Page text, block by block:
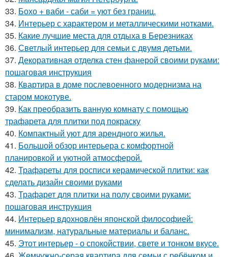
33. Бохо + ваби - саби = уют без границ.
34. Интерьер с характером и металлическими нотками.
35. Какие лучшие места для отдыха в Березниках
36. Светлый интерьер для семьи с двумя детьми.
37. Декоративная отделка стен фанерой своими руками:
пошаговая инструкция
38. Квартира в доме послевоенного модернизма на
старом мокотуве.
39. Как преобразить ванную комнату с помощью
трафарета для плитки под покраску
40. Компактный уют для арендного жилья.
41. Большой обзор интерьера с комфортной
планировкой и уютной атмосферой.
42. Трафареты для росписи керамической плитки: как
сделать дизайн своими руками
43. Трафарет для плитки на полу своими руками:
пошаговая инструкция
44. Интерьер вдохновлён японской философией:
минимализм, натуральные материалы и баланс.
45. Этот интерьер - о спокойствии, свете и тонком вкусе.